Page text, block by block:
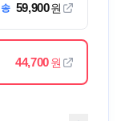
59,900원
44,700원